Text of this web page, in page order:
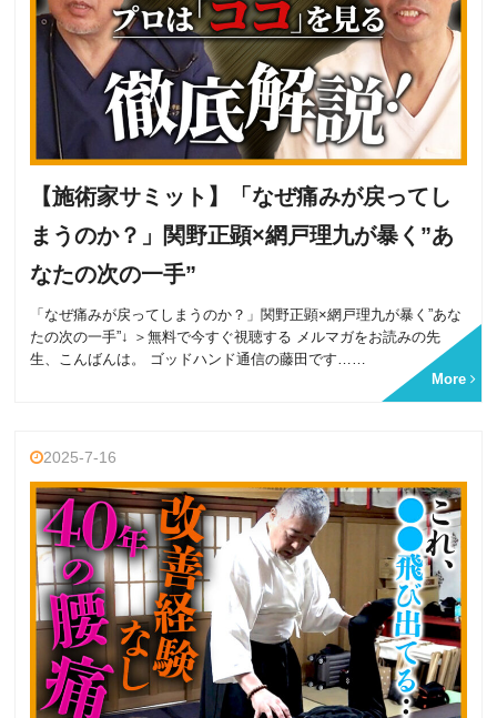
【施術家サミット】「なぜ痛みが戻ってし
まうのか？」関野正顕×網戸理九が暴く”あ
なたの次の一手”
「なぜ痛みが戻ってしまうのか？」関野正顕×網戸理九が暴く”あな
たの次の一手”↓ ＞無料で今すぐ視聴する メルマガをお読みの先
生、こんばんは。 ゴッドハンド通信の藤田です……
More
2025-7-16